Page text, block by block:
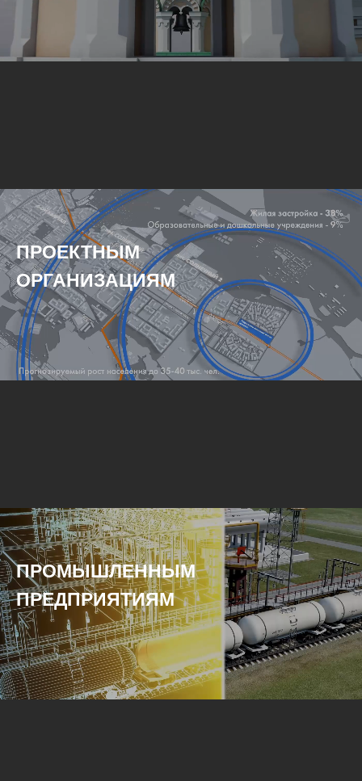
ПРОЕКТНЫМ
ОРГАНИЗАЦИЯМ
ПРОМЫШЛЕННЫМ
ПРЕДПРИЯТИЯМ